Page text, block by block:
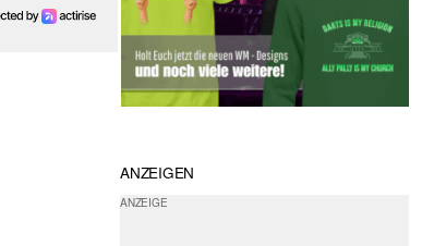
ANZEIGEN